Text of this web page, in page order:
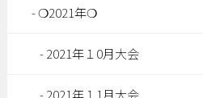
❍2021年❍
2021年１0月大会
2021年１1月大会